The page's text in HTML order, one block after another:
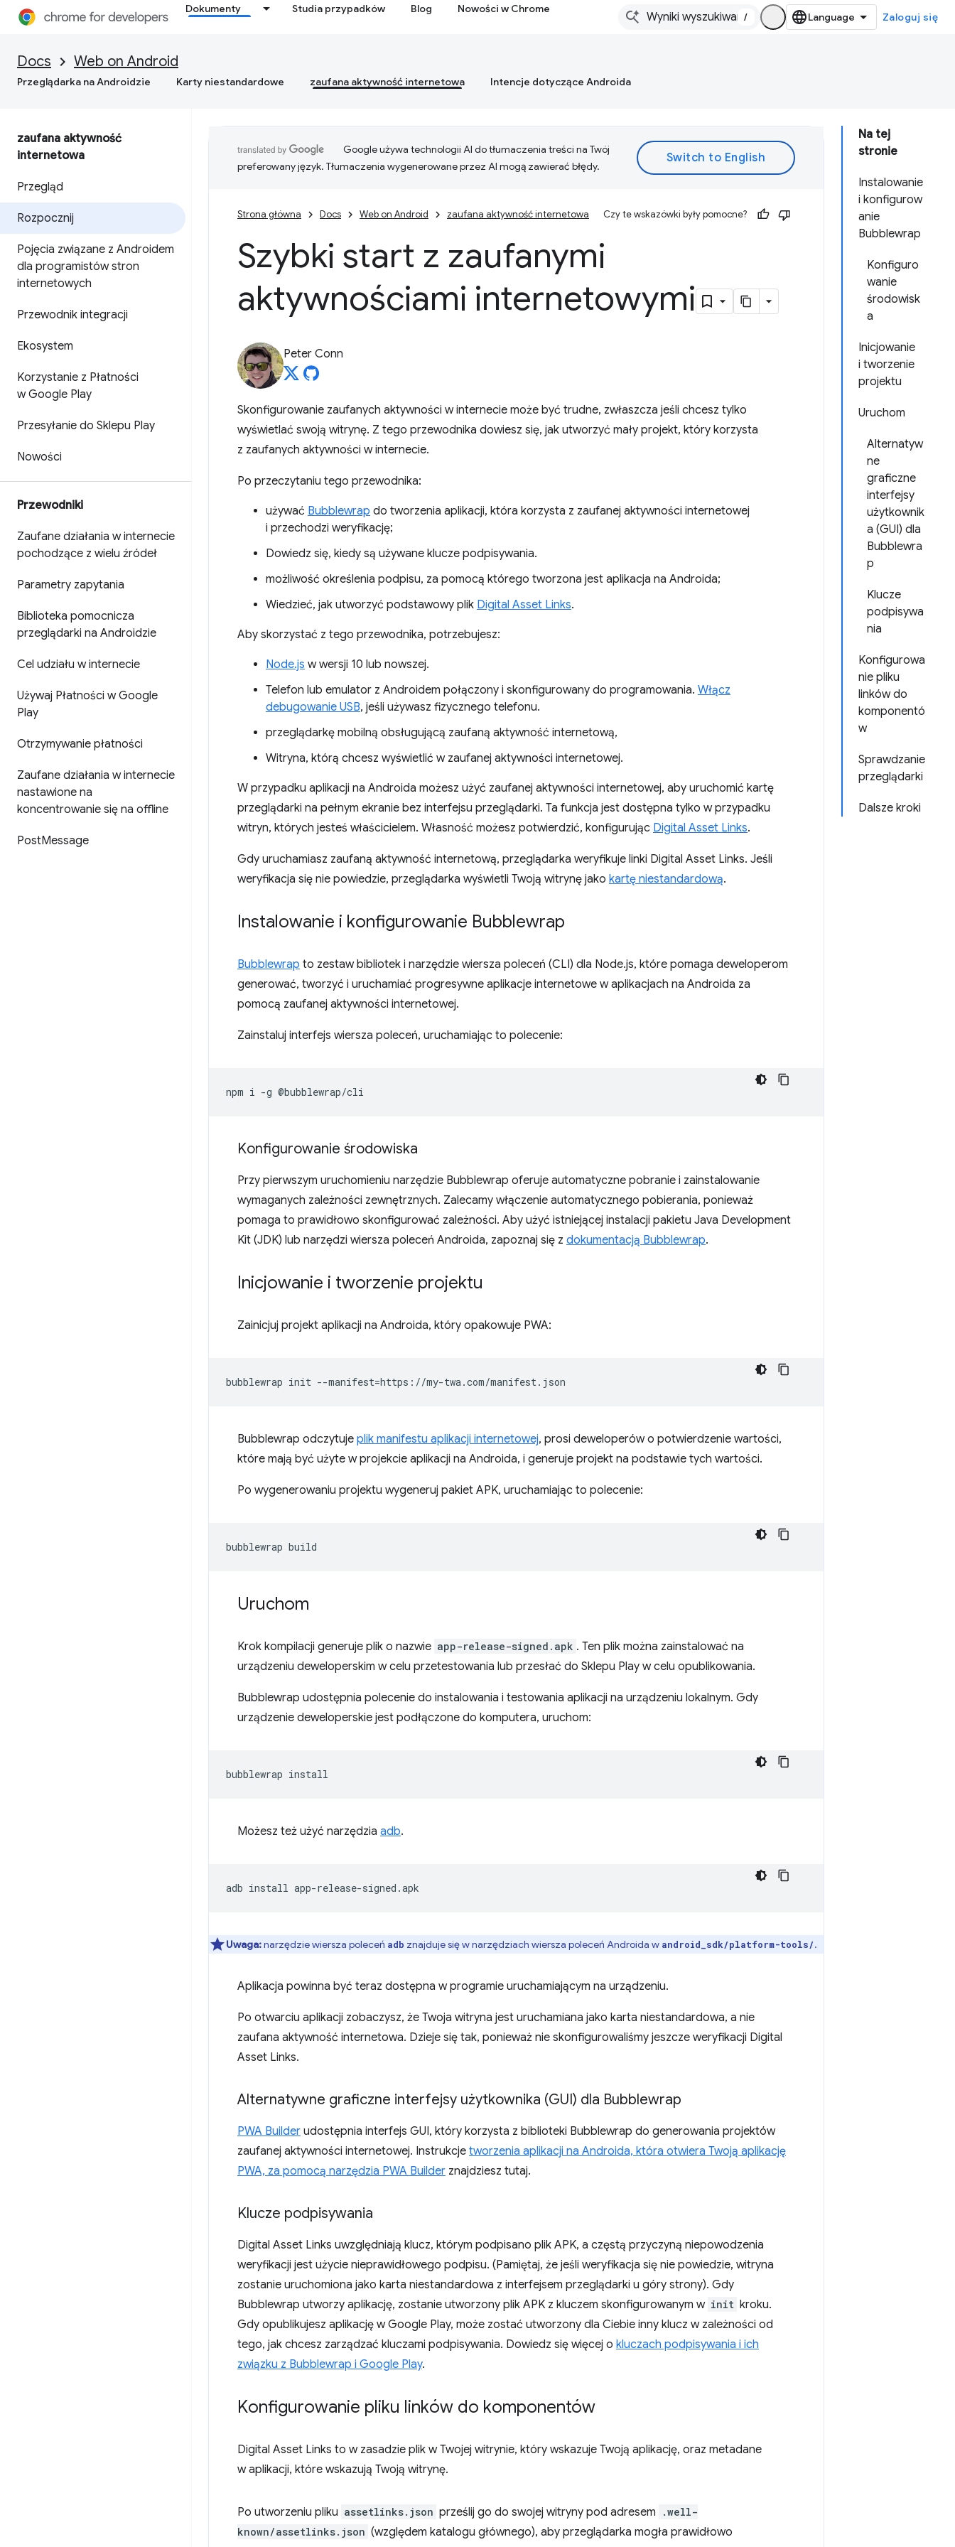
Dokumenty Studia przypadków Blog Nowości w Chrome
/ Zaloguj się
Docs Web on Android
Przeglądarka na Androidzie Karty niestandardowe zaufana aktywność internetowa Intencje dotyczące Androida
zaufana aktywność
internetowa
Przegląd
Rozpocznij
Pojęcia związane z Androidem
dla programistów stron
internetowych
Przewodnik integracji
Ekosystem
Korzystanie z Płatności
w Google Play
Przesyłanie do Sklepu Play
Nowości
Przewodniki
Zaufane działania w internecie
pochodzące z wielu źródeł
Parametry zapytania
Biblioteka pomocnicza
przeglądarki na Androidzie
Cel udziału w internecie
Używaj Płatności w Google
Play
Otrzymywanie płatności
Zaufane działania w internecie
nastawione na
koncentrowanie się na offline
PostMessage
Na tej
stronie
Instalowanie
i konfigurow
anie
Bubblewrap
Konfiguro
wanie
środowisk
a
Inicjowanie
i tworzenie
projektu
Uruchom
Alternatyw
ne
graficzne
interfejsy
użytkownik
a (GUI) dla
Bubblewra
p
Klucze
podpisywa
nia
Konfigurowa
nie pliku
linków do
komponentó
w
Sprawdzanie
przeglądarki
Dalsze kroki
Google używa technologii AI do tłumaczenia treści na Twój
preferowany język. Tłumaczenia wygenerowane przez AI mogą zawierać błędy.
Strona główna Docs Web on Android zaufana aktywność internetowa Czy te wskazówki były pomocne?
Szybki start z zaufanymi
aktywnościami internetowymi
Peter Conn
Skonfigurowanie zaufanych aktywności w internecie może być trudne, zwłaszcza jeśli chcesz tylko
wyświetlać swoją witrynę. Z tego przewodnika dowiesz się, jak utworzyć mały projekt, który korzysta
z zaufanych aktywności w internecie.
Po przeczytaniu tego przewodnika:
używać Bubblewrap do tworzenia aplikacji, która korzysta z zaufanej aktywności internetowej
i przechodzi weryfikację;
Dowiedz się, kiedy są używane klucze podpisywania.
możliwość określenia podpisu, za pomocą którego tworzona jest aplikacja na Androida;
Wiedzieć, jak utworzyć podstawowy plik Digital Asset Links.
Aby skorzystać z tego przewodnika, potrzebujesz:
Node.js w wersji 10 lub nowszej.
Telefon lub emulator z Androidem połączony i skonfigurowany do programowania. Włącz
debugowanie USB, jeśli używasz fizycznego telefonu.
przeglądarkę mobilną obsługującą zaufaną aktywność internetową,
Witryna, którą chcesz wyświetlić w zaufanej aktywności internetowej.
W przypadku aplikacji na Androida możesz użyć zaufanej aktywności internetowej, aby uruchomić kartę
przeglądarki na pełnym ekranie bez interfejsu przeglądarki. Ta funkcja jest dostępna tylko w przypadku
witryn, których jesteś właścicielem. Własność możesz potwierdzić, konfigurując Digital Asset Links.
Gdy uruchamiasz zaufaną aktywność internetową, przeglądarka weryfikuje linki Digital Asset Links. Jeśli
weryfikacja się nie powiedzie, przeglądarka wyświetli Twoją witrynę jako kartę niestandardową.
Instalowanie i konfigurowanie Bubblewrap
Bubblewrap to zestaw bibliotek i narzędzie wiersza poleceń (CLI) dla Node.js, które pomaga deweloperom
generować, tworzyć i uruchamiać progresywne aplikacje internetowe w aplikacjach na Androida za
pomocą zaufanej aktywności internetowej.
Zainstaluj interfejs wiersza poleceń, uruchamiając to polecenie:
npm i -g
Konfigurowanie środowiska
Przy pierwszym uruchomieniu narzędzie Bubblewrap oferuje automatyczne pobranie i zainstalowanie
wymaganych zależności zewnętrznych. Zalecamy włączenie automatycznego pobierania, ponieważ
pomaga to prawidłowo skonfigurować zależności. Aby użyć istniejącej instalacji pakietu Java Development
Kit (JDK) lub narzędzi wiersza poleceń Androida, zapoznaj się z dokumentacją Bubblewrap.
Inicjowanie i tworzenie projektu
Zainicjuj projekt aplikacji na Androida, który opakowuje PWA:
bubblewrap init --manifest=
Bubblewrap odczytuje plik manifestu aplikacji internetowej, prosi deweloperów o potwierdzenie wartości,
które mają być użyte w projekcie aplikacji na Androida, i generuje projekt na podstawie tych wartości.
Po wygenerowaniu projektu wygeneruj pakiet APK, uruchamiając to polecenie:
bubblewrap
Uruchom
Krok kompilacji generuje plik o nazwie app-release-signed.apk . Ten plik można zainstalować na
urządzeniu deweloperskim w celu przetestowania lub przesłać do Sklepu Play w celu opublikowania.
Bubblewrap udostępnia polecenie do instalowania i testowania aplikacji na urządzeniu lokalnym. Gdy
urządzenie deweloperskie jest podłączone do komputera, uruchom:
bubblewrap
Możesz też użyć narzędzia adb.
adb install
Uwaga:narzędzie wiersza poleceń adb znajduje się w narzędziach wiersza poleceń Androida w android_sdk/platform-tools/.
Aplikacja powinna być teraz dostępna w programie uruchamiającym na urządzeniu.
Po otwarciu aplikacji zobaczysz, że Twoja witryna jest uruchamiana jako karta niestandardowa, a nie
zaufana aktywność internetowa. Dzieje się tak, ponieważ nie skonfigurowaliśmy jeszcze weryfikacji Digital
Asset Links.
Alternatywne graficzne interfejsy użytkownika (GUI) dla Bubblewrap
PWA Builder udostępnia interfejs GUI, który korzysta z biblioteki Bubblewrap do generowania projektów
zaufanej aktywności internetowej. Instrukcje tworzenia aplikacji na Androida, która otwiera Twoją aplikację
PWA, za pomocą narzędzia PWA Builder znajdziesz tutaj.
Klucze podpisywania
Digital Asset Links uwzględniają klucz, którym podpisano plik APK, a częstą przyczyną niepowodzenia
weryfikacji jest użycie nieprawidłowego podpisu. (Pamiętaj, że jeśli weryfikacja się nie powiedzie, witryna
zostanie uruchomiona jako karta niestandardowa z interfejsem przeglądarki u góry strony). Gdy
Bubblewrap utworzy aplikację, zostanie utworzony plik APK z kluczem skonfigurowanym w init kroku.
Gdy opublikujesz aplikację w Google Play, może zostać utworzony dla Ciebie inny klucz w zależności od
tego, jak chcesz zarządzać kluczami podpisywania. Dowiedz się więcej o kluczach podpisywania i ich
związku z Bubblewrap i Google Play.
Konfigurowanie pliku linków do komponentów
Digital Asset Links to w zasadzie plik w Twojej witrynie, który wskazuje Twoją aplikację, oraz metadane
w aplikacji, które wskazują Twoją witrynę.
Po utworzeniu pliku assetlinks.json prześlij go do swojej witryny pod adresem
.well-
known/assetlinks.json (względem katalogu głównego), aby przeglądarka mogła prawidłowo